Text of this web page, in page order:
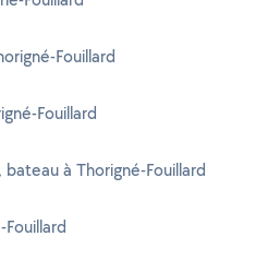
Fouillard
Fouillard
à Thorigné-Fouillard